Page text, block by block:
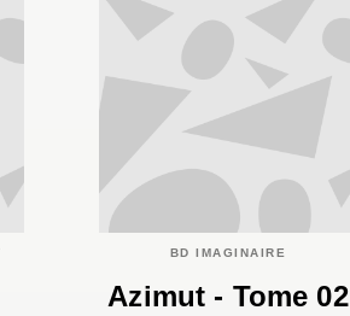
BD IMAGINAIRE
Azimut - Tome 02